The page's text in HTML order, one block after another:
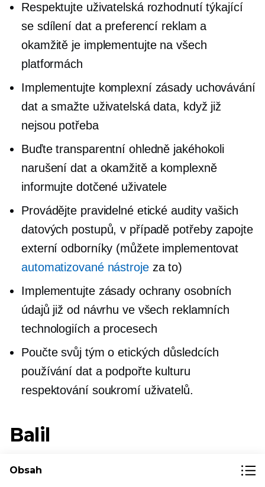
Respektujte uživatelská rozhodnutí týkající
se sdílení dat a preferencí reklam a
okamžitě je implementujte na všech
platformách
Implementujte komplexní zásady uchovávání
dat a smažte uživatelská data, když již
nejsou potřeba
Buďte transparentní ohledně jakéhokoli
narušení dat a okamžitě a komplexně
informujte dotčené uživatele
Provádějte pravidelné etické audity vašich
datových postupů, v případě potřeby zapojte
externí odborníky (můžete implementovat
automatizované nástrojeza to)
Implementujte zásady ochrany osobních
údajů již od návrhu ve všech reklamních
technologiích a procesech
Poučte svůj tým o etických důsledcích
používání dat a podpořte kulturu
respektování soukromí uživatelů.
Balil
Zabezpečení a zodpovědné zacházení s
Obsah